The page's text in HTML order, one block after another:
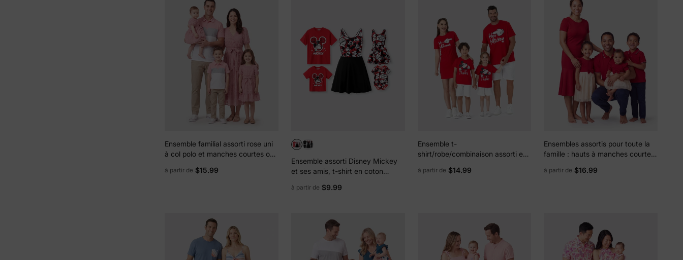
Ensemble familial assorti rose uni
à col polo et manches courtes ou
volantées rose
à partir de $15.99
Ensemble assorti Disney Mickey
et ses amis, t-shirt en coton
colorblock ou barboteuse Naia™
à partir de $9.99
Ensemble t-
shirt/robe/combinaison assorti en
motif humoristique, rouge, pour
à partir de $14.99
Ensembles assortis pour toute la
famille : hauts à manches courtes
robes sirène/en maille, rouge
à partir de $16.99